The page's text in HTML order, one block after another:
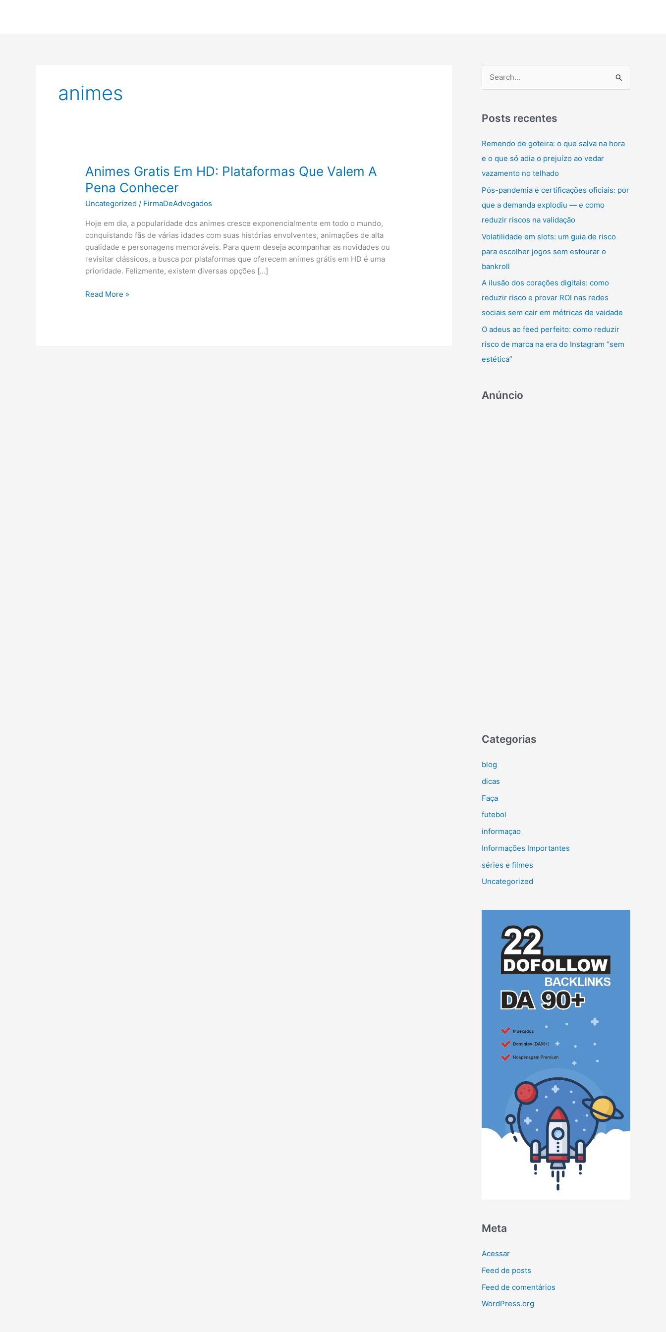
animes
Animes Gratis Em HD: Plataformas Que Valem A
Pena Conhecer
Uncategorized / FirmaDeAdvogados
Hoje em dia, a popularidade dos animes cresce exponencialmente em todo o mundo,
conquistando fãs de várias idades com suas histórias envolventes, animações de alta
qualidade e personagens memoráveis. Para quem deseja acompanhar as novidades ou
revisitar clássicos, a busca por plataformas que oferecem animes grátis em HD é uma
prioridade. Felizmente, existem diversas opções […]
Animes
Read More »
q
i
s
a
r
p
o
r
:
Posts recentes
Remendo de goteira: o que salva na hora
e o que só adia o prejuízo ao vedar
vazamento no telhado
Pós-pandemia e certificações oficiais: por
que a demanda explodiu — e como
reduzir riscos na validação
Volatilidade em slots: um guia de risco
para escolher jogos sem estourar o
bankroll
A ilusão dos corações digitais: como
reduzir risco e provar ROI nas redes
sociais sem cair em métricas de vaidade
O adeus ao feed perfeito: como reduzir
risco de marca na era do Instagram “sem
estética”
Anúncio
Categorias
blog
dicas
Faça
futebol
informaçao
Informações Importantes
séries e filmes
Uncategorized
Meta
Acessar
Feed de posts
Feed de comentários
WordPress.org